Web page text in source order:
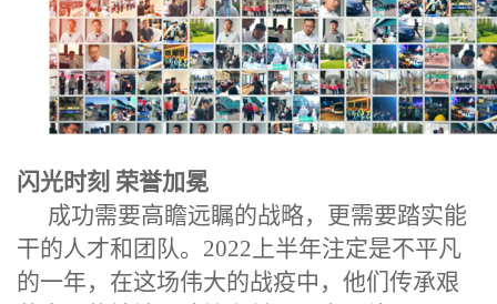
闪光时刻 荣誉加冕
成功需要高瞻远瞩的战略，更需要踏实能
干的人才和团队。 2022 上半年注定是不平凡
的一年，在这场伟大的战疫中，他们传承艰